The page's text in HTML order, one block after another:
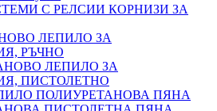
С РЕЛСИИ КОРНИЗИ ЗА
ЛЕПИЛО ЗА
РЪЧНО
ЛЕПИЛО ЗА
ПИСТОЛЕТНО
ПОЛИУРЕТАНОВА ПЯНА